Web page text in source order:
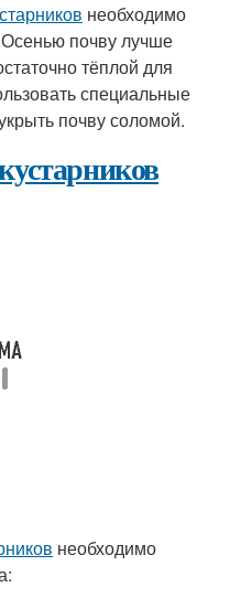
необходимо
Осенью почву лучше
тёплой для
специальные
почву соломой.
необходимо